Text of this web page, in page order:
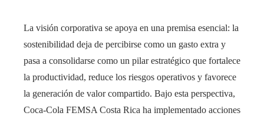
La visión corporativa se apoya en una premisa esencial: la
sostenibilidad deja de percibirse como un gasto extra y
pasa a consolidarse como un pilar estratégico que fortalece
la productividad, reduce los riesgos operativos y favorece
la generación de valor compartido. Bajo esta perspectiva,
Coca-Cola FEMSA Costa Rica ha implementado acciones